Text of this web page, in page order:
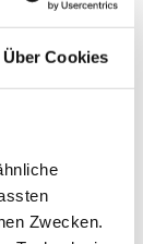
Über Cookies
Zwecken.
*